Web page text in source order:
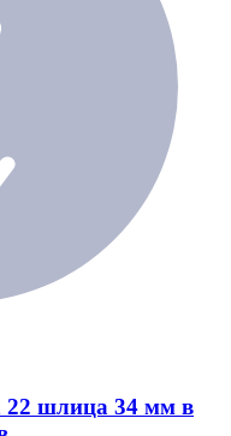
шлица 34 мм в